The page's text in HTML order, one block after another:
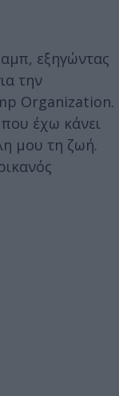
εξηγώντας
την
Organization.
έχω κάνει
μου τη ζωή.